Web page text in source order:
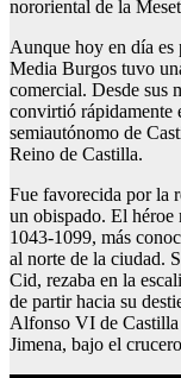
nororiental de la
Aunque hoy en día es
Media Burgos tuvo
comercial. Desde sus
convirtió rápidamente
semiautónomo de
Reino de Castilla.
Fue favorecida por la
un obispado. El
1043-1099, más
al norte de la ciudad.
Cid, rezaba en la
de partir hacia su
Alfonso VI de Castilla
Jimena, bajo el